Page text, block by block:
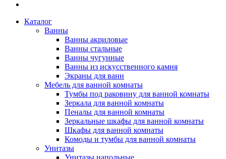
Каталог
Ванны
Ванны акриловые
Ванны стальные
Ванны чугунные
Ванны из искусственного камня
Экраны для ванн
Мебель для ванной комнаты
Тумбы под раковину для ванной комнаты
Зеркала для ванной комнаты
Пеналы для ванной комнаты
Зеркальные шкафы для ванной комнаты
Шкафы для ванной комнаты
Комоды и тумбы для ванной комнаты
Унитазы
Унитазы напольные